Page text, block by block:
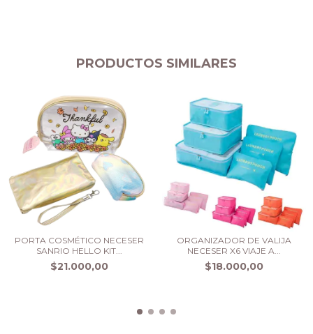
PRODUCTOS SIMILARES
PORTA COSMÉTICO NECESER
SANRIO HELLO KIT...
$21.000,00
ORGANIZADOR DE VALIJA
NECESER X6 VIAJE A...
$18.000,00